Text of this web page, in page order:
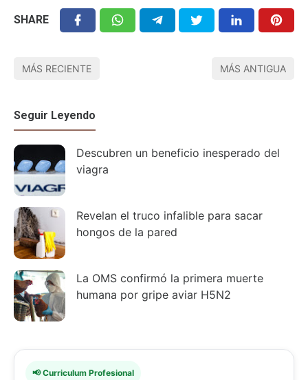
SHARE
MÁS RECIENTE MÁS ANTIGUA
Seguir Leyendo
Descubren un beneficio inesperado del
viagra
Revelan el truco infalible para sacar
hongos de la pared
La OMS confirmó la primera muerte
humana por gripe aviar H5N2
📢 Curriculum Profesional